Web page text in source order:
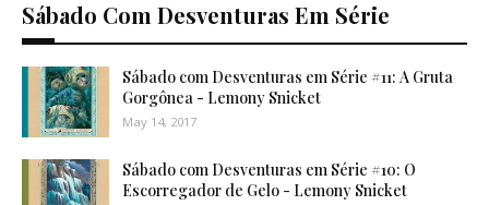
Sábado Com Desventuras Em Série
Sábado com Desventuras em Série #11: A Gruta
Gorgônea - Lemony Snicket
May 14, 2017
Sábado com Desventuras em Série #10: O
Escorregador de Gelo - Lemony Snicket